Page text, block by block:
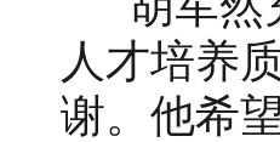
人才培养
谢。他希